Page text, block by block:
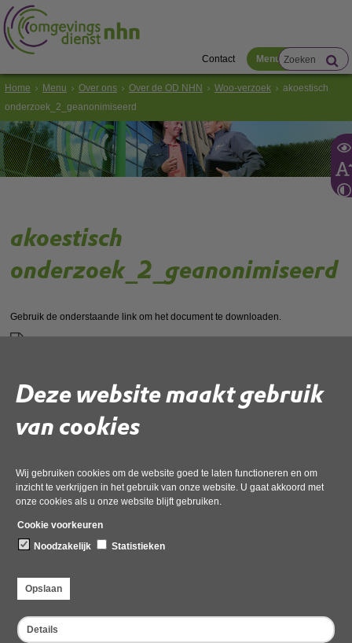
Deze website maakt gebruik
van cookies
Wij gebruiken cookies om de website goed te laten functioneren en om
inzicht te verkrijgen in het gebruik van onze website. U gaat akkoord met
onze cookies als u onze website blijft gebruiken.
Cookie voorkeuren
Noodzakelijk
Statistieken
Opslaan
Details
Contact Menu
Home Menu Over ons Over de OD NHN Woo-verzoek
akoestisch
onderzoek_2_geanonimiseerd
akoestisch
onderzoek_2_geanonimiseerd
Gebruik de onderstaande link om het document te downloaden.
Deel deze pagina
Bezoekadres
Postadres
Openingstijden kantoor